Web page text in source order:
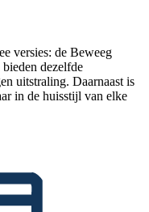
versies: de Beweeg
dezelfde
uitstraling. Daarnaast is
in de huisstijl van elke